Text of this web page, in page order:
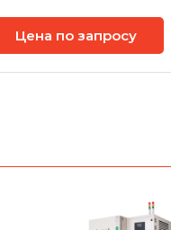
Цена по запросу